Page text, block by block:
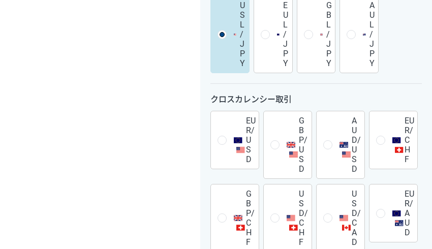
U
S
L
/
J
P
Y
E
U
L
/
J
P
Y
G
B
L
/
J
P
Y
A
U
L
/
J
P
Y
クロスカレンシー取引
EU
R/
U
S
D
G
B
P/
U
S
D
A
U
D/
U
S
D
EU
R/
C
H
F
G
B
P/
C
H
F
U
S
D/
C
H
F
U
S
D/
C
A
D
EU
R/
A
U
D